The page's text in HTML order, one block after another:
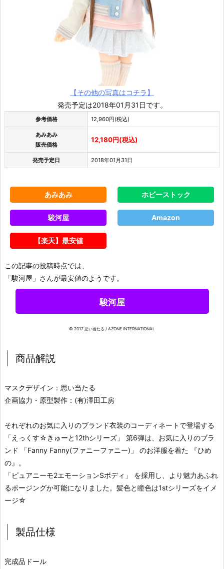
【その他の写真はコチラ】
発売予定は2018年01月31日です。
参考価格 12,960円(税込)
あみあみ
販売価格
12,180円(税込)
発売予定日 2018年01月31日
あみあみ ホビーストック
駿河屋 Amazon
【楽天】最安値
この記事の投稿時点では、
「駿河屋」さんが最安値のようです。
駿河屋
© 2017 思い当たる / AZONE INTERNATIONAL
商品解説
マスクデザイン：思い当たる
企画協力・原型製作：(有)澤田工房
それぞれのお気に入りのブランド衣装のコーディネートで登場する
「えっくす☆きゅーと12thシリーズ」 第6弾は、お気に入りのブラ
ンド 「Fanny Fanny(ファニーファニー)」 のお洋服を着た 『ひめ
の』。
「ピュアニーモ2エモーションSボディ」 を採用し、より魅力あふれ
るポージングか可能になりました。髪色と瞳色は1stシリーズをイメ
ージ☆
製品仕様
完成品ドール